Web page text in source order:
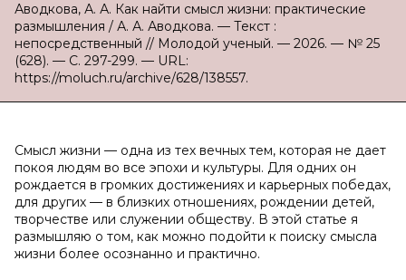
Аводкова, А. А. Как найти смысл жизни: практические
размышления / А. А. Аводкова. — Текст :
непосредственный // Молодой ученый. — 2026. — № 25
(628). — С. 297-299. — URL:
https://moluch.ru/archive/628/138557.
Смысл жизни — одна из тех вечных тем, которая не дает
покоя людям во все эпохи и культуры. Для одних он
рождается в громких достижениях и карьерных победах,
для других — в близких отношениях, рождении детей,
творчестве или служении обществу. В этой статье я
размышляю о том, как можно подойти к поиску смысла
жизни более осознанно и практично.